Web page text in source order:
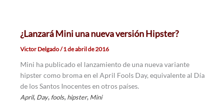
¿Lanzará Mini una nueva versión Hipster?
Victor Delgado/1 de abril de 2016
Mini ha publicado el lanzamiento de una nueva variante
hipster como broma en el April Fools Day, equivalente al Día
de los Santos Inocentes en otros países.
April, Day, fools, hipster, Mini